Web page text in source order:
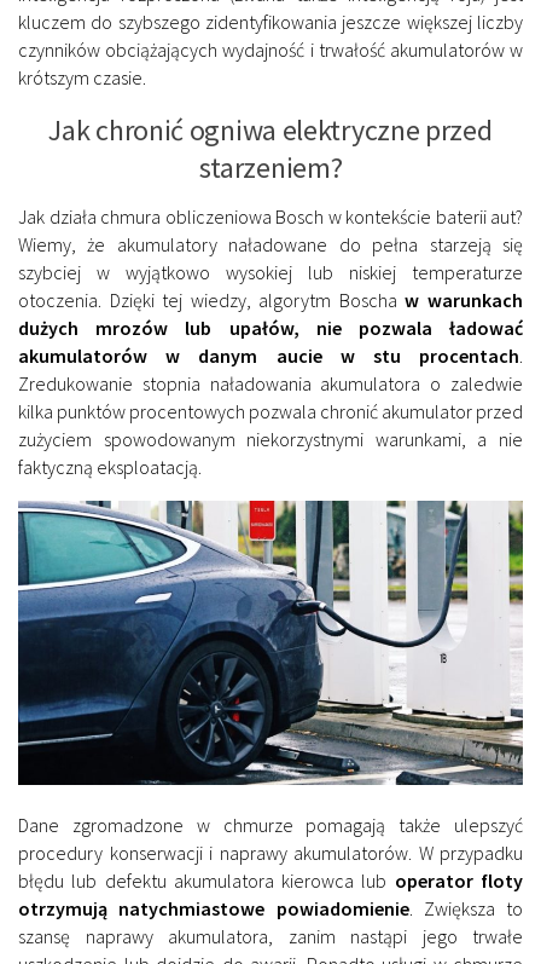
kluczem do szybszego zidentyfikowania jeszcze większej liczby
czynników obciążających wydajność i trwałość akumulatorów w
krótszym czasie.
Jak chronić ogniwa elektryczne przed
starzeniem?
Jak działa chmura obliczeniowa Bosch w kontekście baterii aut?
Wiemy, że akumulatory naładowane do pełna starzeją się
szybciej w wyjątkowo wysokiej lub niskiej temperaturze
otoczenia. Dzięki tej wiedzy, algorytm Boschaw warunkach
dużych mrozów lub upałów,
nie pozwala ładować
akumulatorów w danym aucie w stu procentach.
Zredukowanie stopnia naładowania akumulatora o zaledwie
kilka punktów procentowych pozwala chronić akumulator przed
zużyciem spowodowanym niekorzystnymi warunkami, a nie
faktyczną eksploatacją.
Dane zgromadzone w chmurze pomagają także ulepszyć
procedury konserwacji i naprawy akumulatorów. W przypadku
błędu lub defektu akumulatora kierowca lub operator floty
otrzymują natychmiastowe powiadomienie. Zwiększa to
szansę naprawy akumulatora, zanim nastąpi jego trwałe